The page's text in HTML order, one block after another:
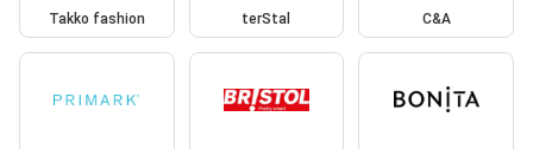
Takko fashion terStal C&A